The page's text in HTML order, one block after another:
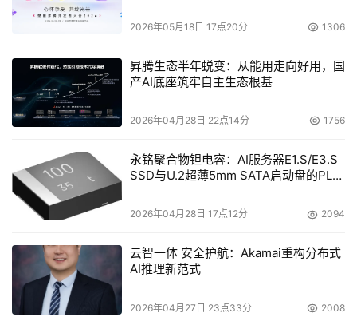
2026年05月18日 17点20分 1306
昇腾生态半年蜕变：从能用走向好用，国
产AI底座筑牢自主生态根基
2026年04月28日 22点14分 1756
永铭聚合物钽电容：AI服务器E1.S/E3.S
SSD与U.2超薄5mm SATA启动盘的PLP
2026年04月28日 17点12分 2094
云智一体 安全护航：Akamai重构分布式
AI推理新范式
2026年04月27日 23点33分 2008